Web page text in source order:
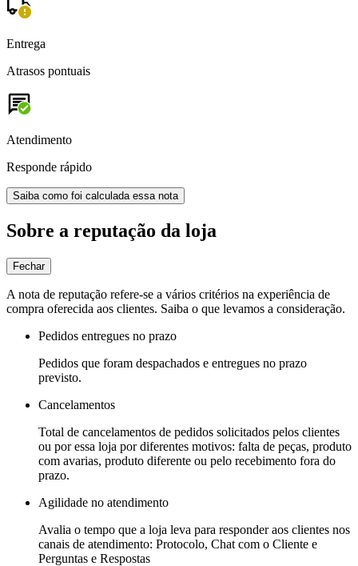
Entrega
Atrasos pontuais
Atendimento
Responde rápido
Saiba como foi calculada essa nota
Sobre a reputação da loja
Fechar
A nota de reputação refere-se a vários critérios na experiência de
compra oferecida aos clientes. Saiba o que levamos a consideração.
Pedidos entregues no prazo
Pedidos que foram despachados e entregues no prazo
previsto.
Cancelamentos
Total de cancelamentos de pedidos solicitados pelos clientes
ou por essa loja por diferentes motivos: falta de peças, produto
com avarias, produto diferente ou pelo recebimento fora do
prazo.
Agilidade no atendimento
Avalia o tempo que a loja leva para responder aos clientes nos
canais de atendimento: Protocolo, Chat com o Cliente e
Perguntas e Respostas